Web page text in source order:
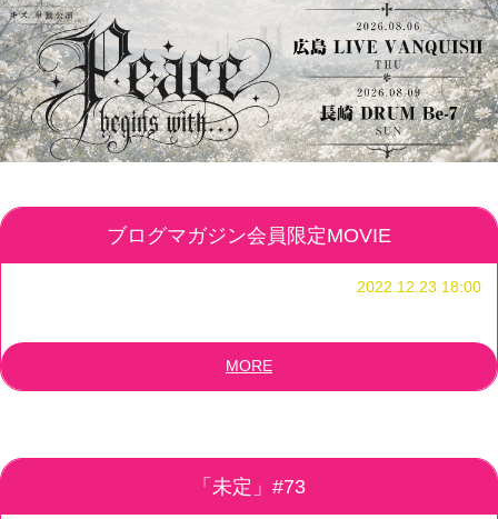
ブログマガジン会員限定MOVIE
2022.12.23 18:00
MORE
「未定」#73